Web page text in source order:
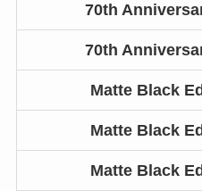
70th
70th
Matte Black
Matte Black
Matte Black